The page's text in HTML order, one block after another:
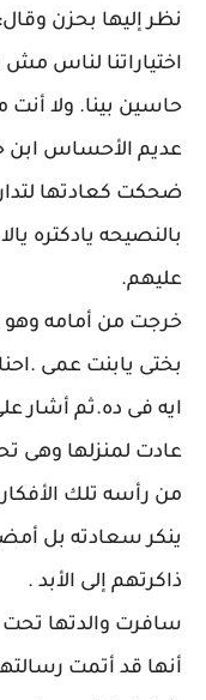
نظر إليها بحزن
اختياراتنا لناس
حاسين بينا. ولا
عديم الأحساس ابن
ضحكت كعادتها
بالنصيحه يادكتره
عليهم.
خرجت من أمامه وهو
بختى يابنت عمى
ايه فى ده.ثم أشار
عادت لمنزلها وهى
من رأسه تلك
ينكر سعادته بل
ذاكرتهم إلى الأبد .
سافرت والدتها
أنها قد أتمت